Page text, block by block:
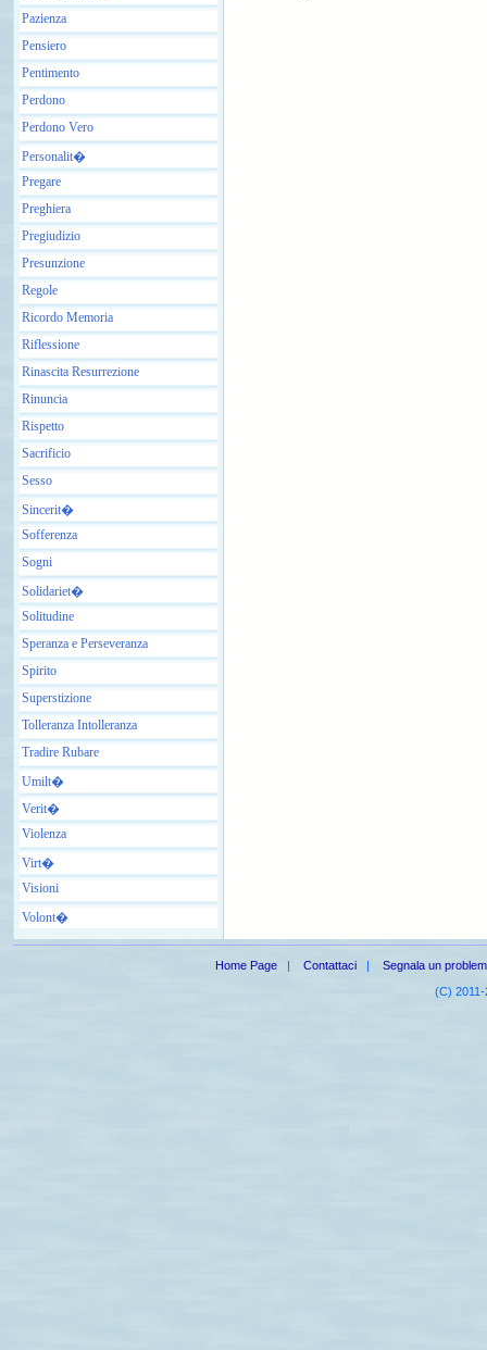
Pazienza
Pensiero
Pentimento
Perdono
Perdono Vero
Personalit�
Pregare
Preghiera
Pregiudizio
Presunzione
Regole
Ricordo Memoria
Riflessione
Rinascita Resurrezione
Rinuncia
Rispetto
Sacrificio
Sesso
Sincerit�
Sofferenza
Sogni
Solidariet�
Solitudine
Speranza e Perseveranza
Spirito
Superstizione
Tolleranza Intolleranza
Tradire Rubare
Umilt�
Verit�
Violenza
Virt�
Visioni
Volont�
Home Page | Contattaci |
Segnala un
(C)